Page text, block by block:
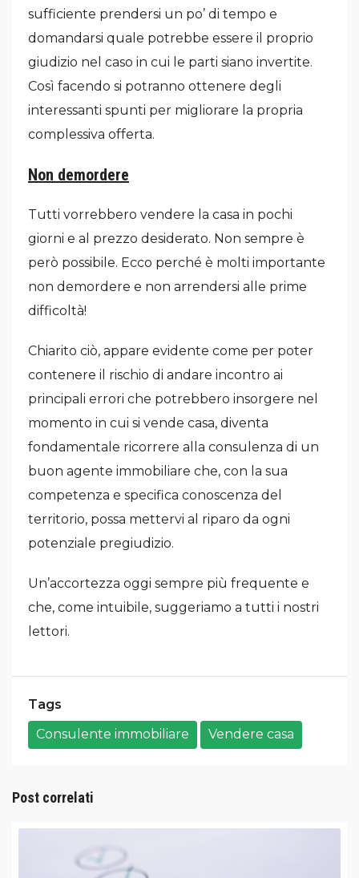
sufficiente prendersi un po’ di tempo e
domandarsi quale potrebbe essere il proprio
giudizio nel caso in cui le parti siano invertite.
Così facendo si potranno ottenere degli
interessanti spunti per migliorare la propria
complessiva offerta.
Non demordere
Tutti vorrebbero vendere la casa in pochi
giorni e al prezzo desiderato. Non sempre è
però possibile. Ecco perché è molti importante
non demordere e non arrendersi alle prime
difficoltà!
Chiarito ciò, appare evidente come per poter
contenere il rischio di andare incontro ai
principali errori che potrebbero insorgere nel
momento in cui si vende casa, diventa
fondamentale ricorrere alla consulenza di un
buon agente immobiliare che, con la sua
competenza e specifica conoscenza del
territorio, possa mettervi al riparo da ogni
potenziale pregiudizio.
Un’accortezza oggi sempre più frequente e
che, come intuibile, suggeriamo a tutti i nostri
lettori.
Tags
Consulente immobiliare
Vendere casa
Post correlati